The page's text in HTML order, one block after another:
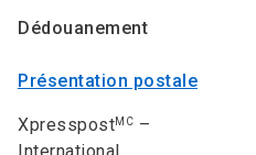
Dédouanement
Présentation postale
XpresspostMC –